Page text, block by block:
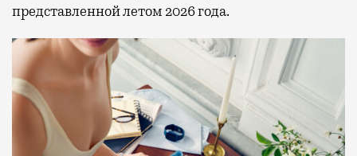
представленной летом 2026 года.